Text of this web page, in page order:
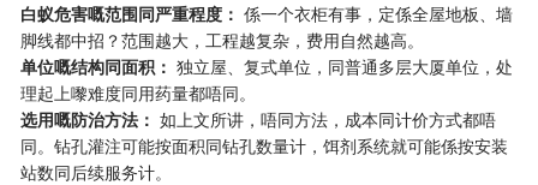
白蚁危害嘅范围同严重程度： ​ 係一个衣柜有事，定係全屋地板、墙
脚线都中招？范围越大，工程越复杂，费用自然越高。
单位嘅结构同面积： ​ 独立屋、复式单位，同普通多层大厦单位，处
理起上嚟难度同用药量都唔同。
选用嘅防治方法： ​ 如上文所讲，唔同方法，成本同计价方式都唔
同。钻孔灌注可能按面积同钻孔数量计，饵剂系统就可能係按安装
站数同后续服务计。